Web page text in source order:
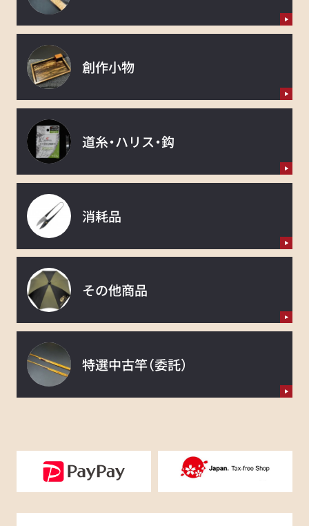
創作小物
道糸・ハリス・鈎
消耗品
その他商品
特選中古竿（委託）